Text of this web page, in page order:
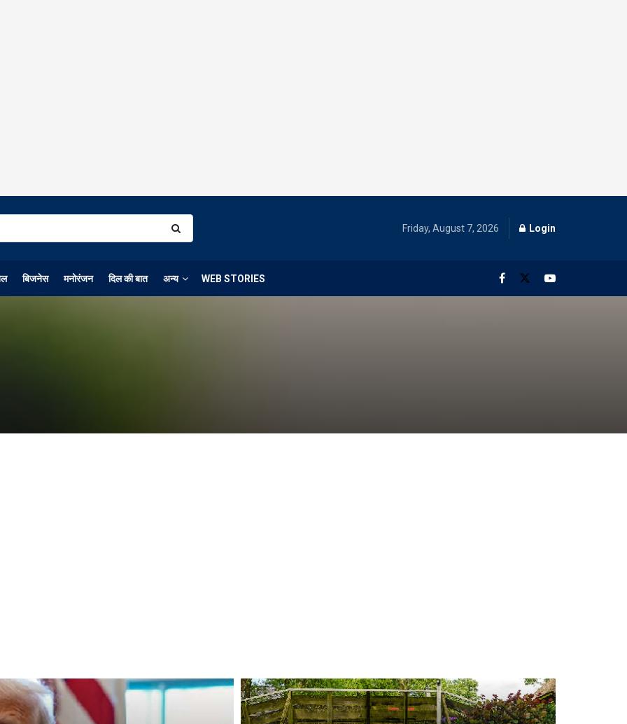
Friday, August 7, 2026 Login
बिजनेस मनोरंजन दिल की बात अन्य WEB STORIES